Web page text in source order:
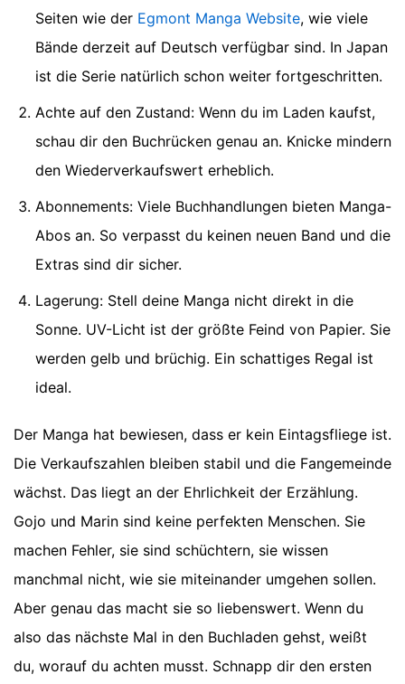
Seiten wie der Egmont Manga Website, wie viele
Bände derzeit auf Deutsch verfügbar sind. In Japan
ist die Serie natürlich schon weiter fortgeschritten.
Achte auf den Zustand: Wenn du im Laden kaufst,
schau dir den Buchrücken genau an. Knicke mindern
den Wiederverkaufswert erheblich.
Abonnements: Viele Buchhandlungen bieten Manga-
Abos an. So verpasst du keinen neuen Band und die
Extras sind dir sicher.
Lagerung: Stell deine Manga nicht direkt in die
Sonne. UV-Licht ist der größte Feind von Papier. Sie
werden gelb und brüchig. Ein schattiges Regal ist
ideal.
Der Manga hat bewiesen, dass er kein Eintagsfliege ist.
Die Verkaufszahlen bleiben stabil und die Fangemeinde
wächst. Das liegt an der Ehrlichkeit der Erzählung.
Gojo und Marin sind keine perfekten Menschen. Sie
machen Fehler, sie sind schüchtern, sie wissen
manchmal nicht, wie sie miteinander umgehen sollen.
Aber genau das macht sie so liebenswert. Wenn du
also das nächste Mal in den Buchladen gehst, weißt
du, worauf du achten musst. Schnapp dir den ersten